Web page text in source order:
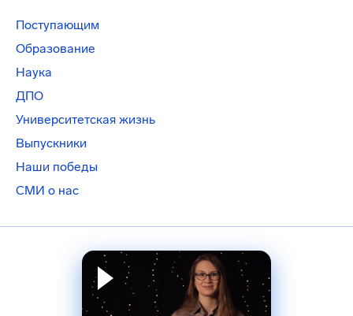
Поступающим
Образование
Наука
ДПО
Университетская жизнь
Выпускники
Наши победы
СМИ о нас